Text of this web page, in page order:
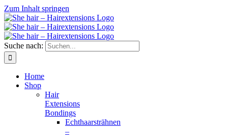
Zum Inhalt springen
Suche nach:
Home
Shop
Hair
Extensions
Bondings
Echthaarsträhnen
–